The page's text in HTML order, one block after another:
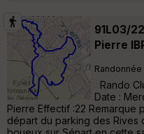
91L03/
Pierre
Rando
Date :
Pierre Effectif :22 Remarque
départ du parking des Rives